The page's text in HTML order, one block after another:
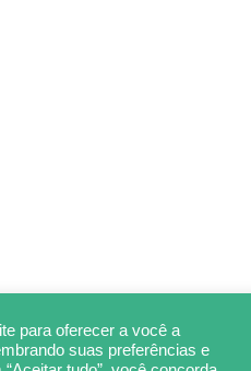
para oferecer a você a
suas preferências e